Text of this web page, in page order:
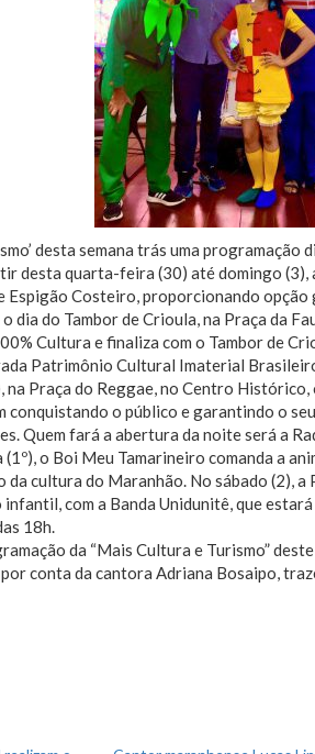
desta semana trás uma
desta quarta-feira (30) até domingo
Espigão Costeiro, proporcionando
dia do Tambor de Crioula, na Praça da
Cultura e finaliza com o Tambor de
Patrimônio Cultural Imaterial
na Praça do Reggae, no Centro
conquistando o público e garantindo o
Quem fará a abertura da noite será a
o Boi Meu Tamarineiro comanda a
cultura do Maranhão. No sábado (2), a
com a Banda Unidunitê, que
18h.
da “Mais Cultura e Turismo”
conta da cantora Adriana Bosaipo,